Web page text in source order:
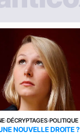
›DÉCRYPTAGES›POLITIQUE
NOUVELLE DROITE ?